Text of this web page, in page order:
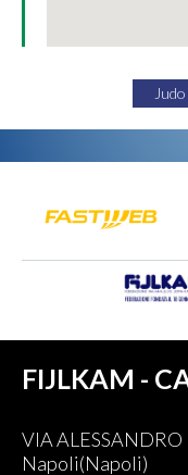
Judo
FIJLKAM -
VIA
Napoli(Napoli)